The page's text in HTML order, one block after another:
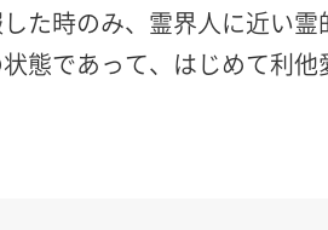
た時のみ、霊界人に近い
態であって、はじめて利